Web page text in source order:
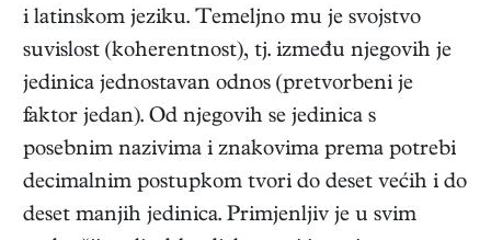
i latinskom jeziku. Temeljno mu je svojstvo
suvislost (koherentnost), tj. između njegovih je
jedinica jednostavan odnos (pretvorbeni je
faktor jedan). Od njegovih se jedinica s
posebnim nazivima i znakovima prema potrebi
decimalnim postupkom tvori do deset većih i do
deset manjih jedinica. Primjenljiv je u svim